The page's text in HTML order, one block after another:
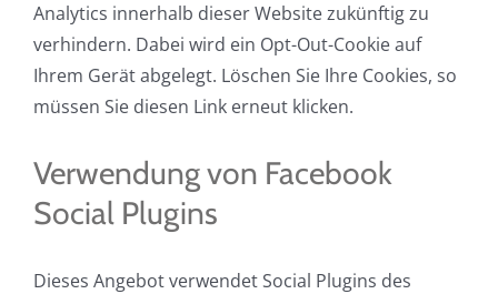
Analytics innerhalb dieser Website zukünftig zu
verhindern. Dabei wird ein Opt-Out-Cookie auf
Ihrem Gerät abgelegt. Löschen Sie Ihre Cookies, so
müssen Sie diesen Link erneut klicken.
Verwendung von Facebook
Social Plugins
Dieses Angebot verwendet Social Plugins des